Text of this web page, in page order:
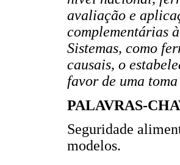
avaliação e
complementárias
Sistemas, como
causais, o
favor de uma toma
PALAVRAS-
Seguridade
modelos.